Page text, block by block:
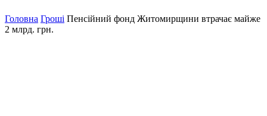
Головна Гроші Пенсійний фонд Житомирщини втрачає майже
2 млрд. грн.